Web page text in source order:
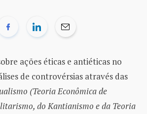
ações éticas e antiéticas no
de controvérsias através das
(Teoria Econômica de
do Kantianismo e da Teoria